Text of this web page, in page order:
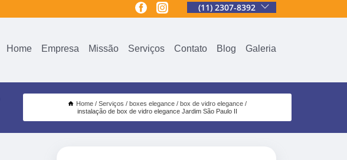
(11) 2307-8392
Home Empresa Missão Serviços Contato Blog Galeria
Home Serviços boxes elegance
box de vidro elegance
instalação de box de vidro elegance Jardim São Paulo II